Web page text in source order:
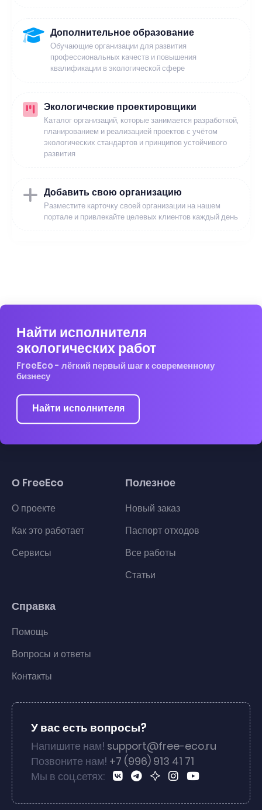
Дополнительное образование
Обучающие организации для развития
профессиональных качеств и повышения
квалификации в экологической сфере
Экологические проектировщики
Каталог организаций, которые занимается разработкой,
планированием и реализацией проектов с учётом
экологических стандартов и принципов устойчивого
развития
Добавить свою организацию
Разместите карточку своей организации на нашем
портале и привлекайте целевых клиентов каждый день
Найти исполнителя
экологических работ
FreeEco - лёгкий первый шаг к современному
бизнесу
Найти исполнителя
О FreeEco
О проекте
Как это работает
Сервисы
Полезное
Новый заказ
Паспорт отходов
Все работы
Статьи
Справка
Помощь
Вопросы и ответы
Контакты
У вас есть вопросы?
Напишите нам! support@free-eco.ru
Позвоните нам! +7 (996) 913 41 71
Мы в соц.сетях: